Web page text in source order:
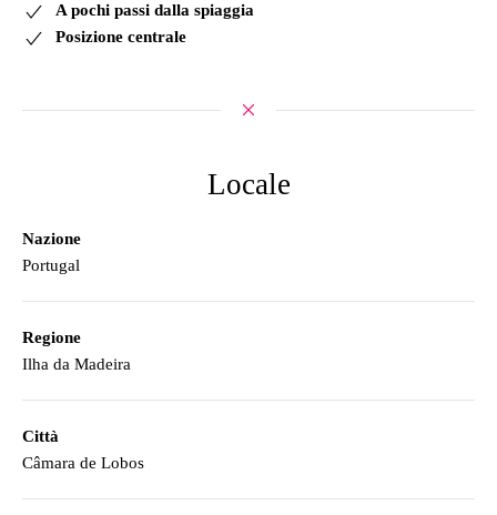
A pochi passi dalla spiaggia
Posizione centrale
Locale
Nazione
Portugal
Regione
Ilha da Madeira
Città
Câmara de Lobos